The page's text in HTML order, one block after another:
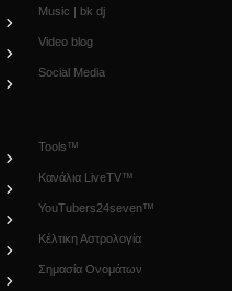
Music | bk dj
Video blog
Social Media
Tools™
Κανάλια LiveTV™
YouTubers24seven™
Κέλτικη Αστρολογία
Σημασία Ονομάτων